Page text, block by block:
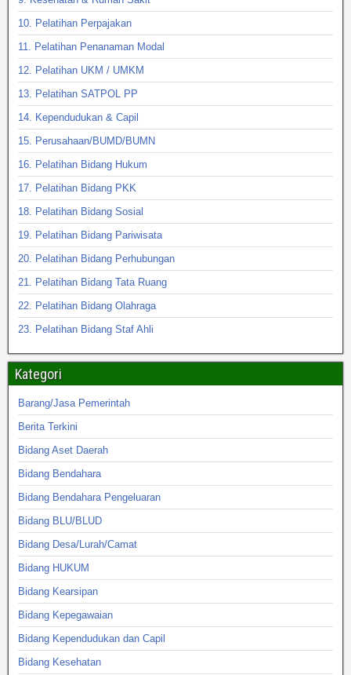
10. Pelatihan Perpajakan
11. Pelatihan Penanaman Modal
12. Pelatihan UKM / UMKM
13. Pelatihan SATPOL PP
14. Kependudukan & Capil
15. Perusahaan/BUMD/BUMN
16. Pelatihan Bidang Hukum
17. Pelatihan Bidang PKK
18. Pelatihan Bidang Sosial
19. Pelatihan Bidang Pariwisata
20. Pelatihan Bidang Perhubungan
21. Pelatihan Bidang Tata Ruang
22. Pelatihan Bidang Olahraga
23. Pelatihan Bidang Staf Ahli
Kategori
Barang/Jasa Pemerintah
Berita Terkini
Bidang Aset Daerah
Bidang Bendahara
Bidang Bendahara Pengeluaran
Bidang BLU/BLUD
Bidang Desa/Lurah/Camat
Bidang HUKUM
Bidang Kearsipan
Bidang Kepegawaian
Bidang Kependudukan dan Capil
Bidang Kesehatan